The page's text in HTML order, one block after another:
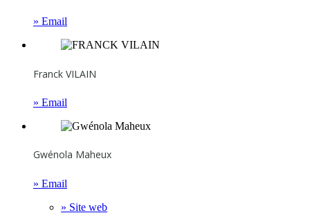
» Email
Franck VILAIN
» Email
Gwénola Maheux
» Email
» Site web